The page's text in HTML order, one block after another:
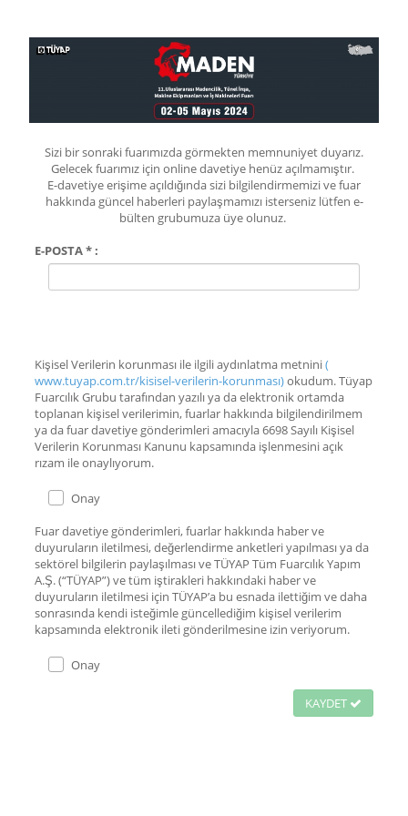
Sizi bir sonraki fuarımızda görmekten memnuniyet duyarız.
Gelecek fuarımız için online davetiye henüz açılmamıştır.
E-davetiye erişime açıldığında sizi bilgilendirmemizi ve fuar
hakkında güncel haberleri paylaşmamızı isterseniz lütfen e-
bülten grubumuza üye olunuz.
E-POSTA * :
Kişisel Verilerin korunması ile ilgili aydınlatma metnini(
www.tuyap.com.tr/kisisel-verilerin-korunması)okudum. Tüyap
Fuarcılık Grubu tarafından yazılı ya da elektronik ortamda
toplanan kişisel verilerimin, fuarlar hakkında bilgilendirilmem
ya da fuar davetiye gönderimleri amacıyla 6698 Sayılı Kişisel
Verilerin Korunması Kanunu kapsamında işlenmesini açık
rızam ile onaylıyorum.
Onay
Fuar davetiye gönderimleri, fuarlar hakkında haber ve
duyuruların iletilmesi, değerlendirme anketleri yapılması ya da
sektörel bilgilerin paylaşılması ve TÜYAP Tüm Fuarcılık Yapım
A.Ş. (“TÜYAP”) ve tüm iştirakleri hakkındaki haber ve
duyuruların iletilmesi için TÜYAP’a bu esnada ilettiğim ve daha
sonrasında kendi isteğimle güncellediğim kişisel verilerim
kapsamında elektronik ileti gönderilmesine izin veriyorum.
Onay
KAYDET